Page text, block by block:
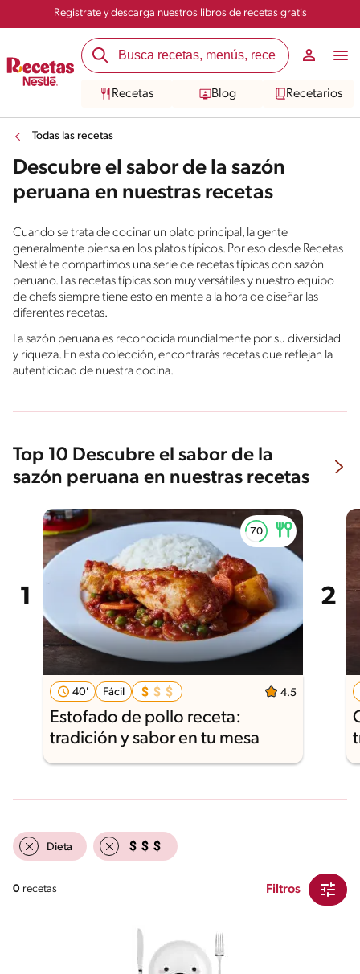
Registrate y descarga nuestros libros de recetas gratis
Recetas Blog Recetarios
Todas las recetas
Descubre el sabor de la sazón
peruana en nuestras recetas
Cuando se trata de cocinar un plato principal, la gente
generalmente piensa en los platos típicos. Por eso desde Recetas
Nestlé te compartimos una serie de recetas típicas con sazón
peruano. Las recetas típicas son muy versátiles y nuestro equipo
de chefs siempre tiene esto en mente a la hora de diseñar las
diferentes recetas.
La sazón peruana es reconocida mundialmente por su diversidad
y riqueza. En esta colección, encontrarás recetas que reflejan la
autenticidad de nuestra cocina.
Top 10 Descubre el sabor de la
sazón peruana en nuestras recetas
40' Fácil 4.5
Estofado de pollo receta:
tradición y sabor en tu mesa
Dieta
0 recetas Filtros